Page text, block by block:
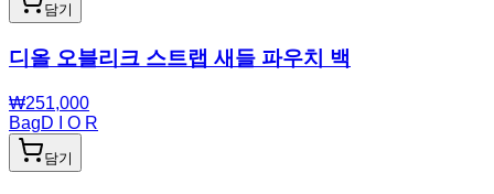
담기
디올 오블리크 스트랩 새들 파우치 백
₩251,000
BagD I O R
담기